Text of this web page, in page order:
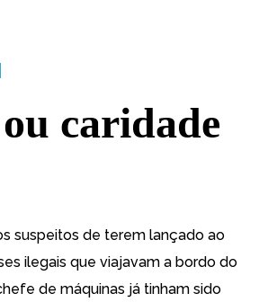
caridade
suspeitos de terem lançado ao
ilegais que viajavam a bordo do
de máquinas já tinham sido